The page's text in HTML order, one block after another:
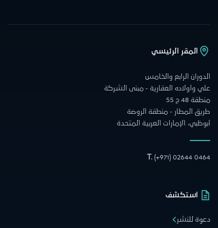
المقر الرئيسي
الدوران الرابع والخامس
علي وأولاده العقارية - مبنى الشركة
منطقة 48 ج 55
طريق المطار - منطقة الروضة
أبوظبي، الإمارات العربية المتحدة
(+971) 02644 0464
استكشف
دعوة للنشر